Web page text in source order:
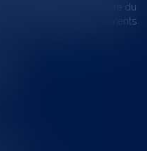
commission de la culture du
la gestion des monuments